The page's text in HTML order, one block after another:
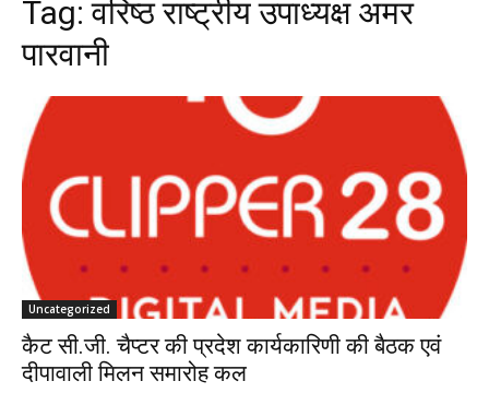
Tag:वरिष्ठ राष्ट्रीय उपाध्यक्ष अमर
पारवानी
Uncategorized
कैट सी.जी. चैप्टर की प्रदेश कार्यकारिणी की बैठक एवं
दीपावाली मिलन समारोह कल